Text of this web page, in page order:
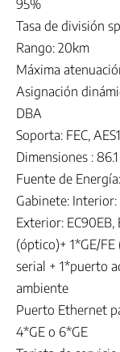
95%
Tasa de división
Rango: 20km
Máxima
Asignación
DBA
Soporta: FEC,
Dimensiones :
Fuente de
Gabinete:
Exterior: EC90EB,
(óptico)+ 1*GE/
serial + 1*puerto
ambiente
Puerto Ethernet
4*GE o 6*GE